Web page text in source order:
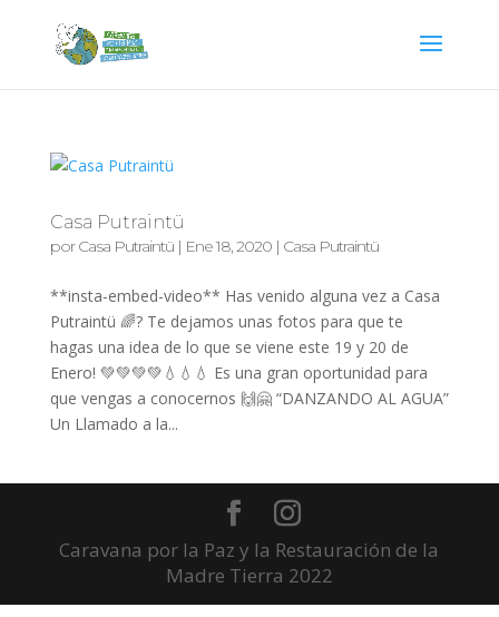
Casa Putraintü
porCasa Putraintü| Ene 18, 2020| Casa Putraintü
**insta-embed-video** Has venido alguna vez a Casa
Putraintü 🌈? Te dejamos unas fotos para que te
hagas una idea de lo que se viene este 19 y 20 de
Enero! 💚💚💚💚💧💧💧 Es una gran oportunidad para
que vengas a conocernos 🙌🤗 “DANZANDO AL AGUA”
Un Llamado a la...
Caravana por la Paz y la Restauración de la
Madre Tierra 2022